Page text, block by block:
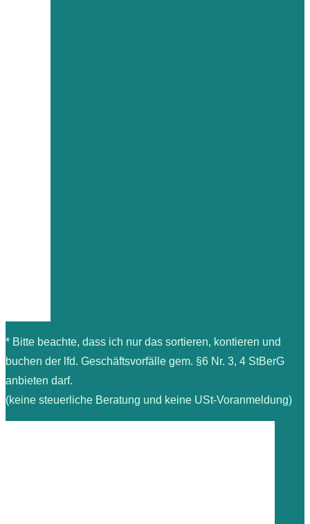
* Bitte beachte, dass ich nur das sortieren, kontieren und
buchen der lfd. Geschäftsvorfälle gem. §6 Nr. 3, 4 StBerG
anbieten darf.
(keine steuerliche Beratung und keine USt-Voranmeldung)